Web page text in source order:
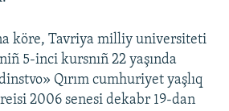
köre, Tavriya milliy universiteti
5-inci kursnıñ 22 yaşında
Qırım cumhuriyet yaşlıq
2006 senesi dekabr 19-dan